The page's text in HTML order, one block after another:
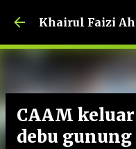
Langkau
Khairul Faizi
CAAM
debu